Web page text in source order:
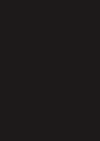
и имен,
у
мировой
Шнитке —
сказке».